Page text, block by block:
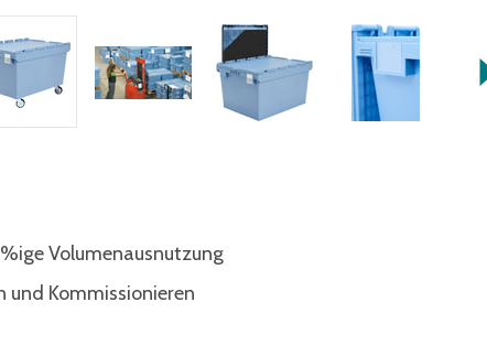
Volumenausnutzung
und Kommissionieren